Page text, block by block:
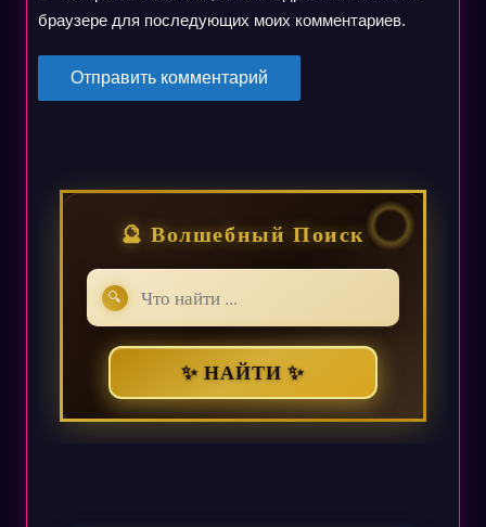
браузере для последующих моих комментариев.
🔮 Волшебный Поиск
🔍
✨ НАЙТИ ✨